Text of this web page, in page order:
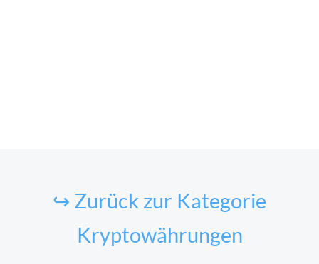
↪ Zurück zur Kategorie
Kryptowährungen